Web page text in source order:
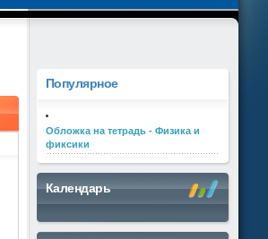
Популярное
Обложка на тетрадь - Физика и
фиксики
Календарь